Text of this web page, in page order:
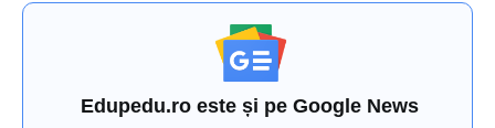
Edupedu.ro este și pe Google News